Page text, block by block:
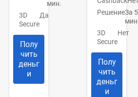
мин.
3D
Secure
Да
Полу
чить
деньг
и
РешениеЗа 5
3D
Secure
Нет
Полу
чить
деньг
и